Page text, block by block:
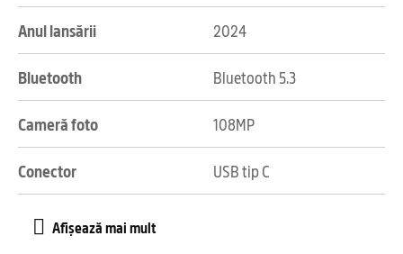
Anul lansării 2024
Bluetooth Bluetooth 5.3
Cameră foto 108MP
Conector USB tip C